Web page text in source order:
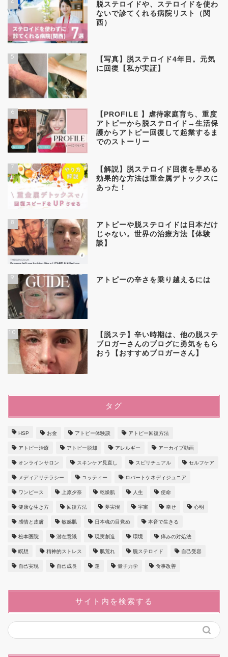
脱ステロイドや、ステロイドを使わ
ないで診てくれる病院リスト（関
西）
5
【写真】脱ステロイド4年目。元気
に回復【私が実証】
6
【PROFILE 】虐待家庭育ち、重度
アトピーから脱ステロイド→生活保
護からアトピー回復して起業するま
でのストーリー
7
【解説】脱ステロイド回復を早める
効果的な方法は重金属デトックスに
あった！
8
アトピーや脱ステロイドは日本だけ
じゃない。世界の治療方法【体験
談】
9 アトピーの辛さを乗り越えるには
10
【脱ステ】辛い時期は、他の脱ステ
ブロガーさんのブログに勇気をもら
おう【おすすめブロガーさん】
タグ
HSP お金 アトピー体験談 アトピー回復方法
アトピー治療 アトピー脱却 アレルギー アーカイブ動画
オンラインサロン スキンケア見直し スピリチュアル セルフケア
メディアリテラシー ユッティー ロバートケネディジュニア
ワンピース 上原夕奈 乾燥肌 人生 使命
健康な生き方 回復方法 夢実現 宇宙 幸せ 心明
感情と皮膚 敏感肌 日本魂の目覚め 本音で生きる
松本医院 潜在意識 現実創造 環境 痒みの対処法
瞑想 精神的ストレス 肌荒れ 脱ステロイド 自己受容
自己実現 自己成長 運 量子力学 食事改善
サイト内を検索する